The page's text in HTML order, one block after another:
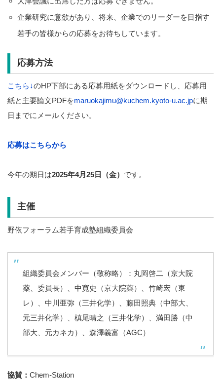
企業研究に意欲があり、将来、企業でのリーダーを目指す
若手の皆様からの応募をお待ちしています。
応募方法
こちら↓のHP下部にある応募用紙をダウンロードし、応募用
紙と主要論文PDFをmaruokajimu@kuchem.kyoto-u.ac.jpに期
日までにメールください。
応募はこちらから
今年の期日は2025年4月25日（金） です。
主催
野依フォーラム若手育成塾組織委員会
組織委員会メンバー（敬称略）：丸岡啓二（京大院
薬、委員長）、中寛史（京大院薬）、竹崎宏（東
レ）、中川亜弥（三井化学）、藤田照典（中部大、
元三井化学）、槙尾晴之（三井化学）、満田勝（中
部大、元カネカ）、森澤義富（AGC）
協賛： Chem-Station